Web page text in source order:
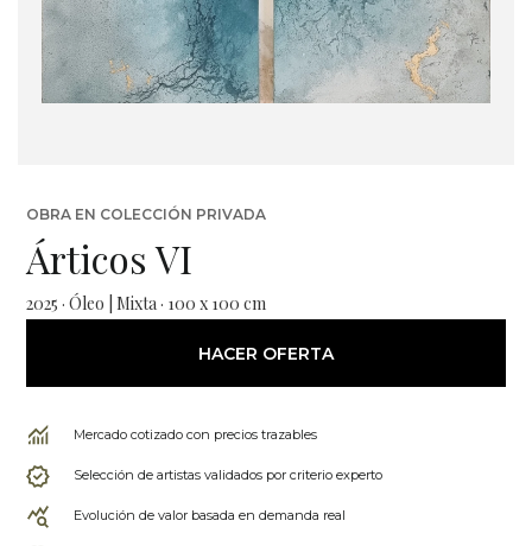
OBRA EN COLECCIÓN PRIVADA
Árticos VI
2025 · Óleo | Mixta · 100 x 100 cm
HACER OFERTA
Mercado cotizado con precios trazables
Selección de artistas validados por criterio experto
Evolución de valor basada en demanda real